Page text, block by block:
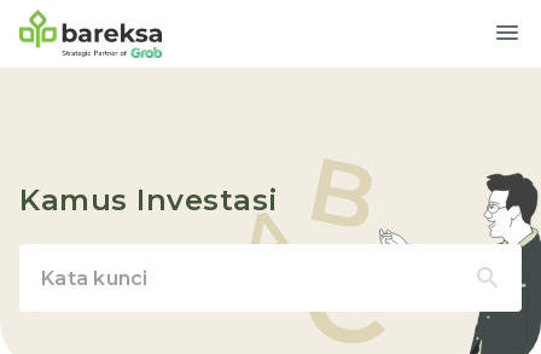
Kamus Investasi